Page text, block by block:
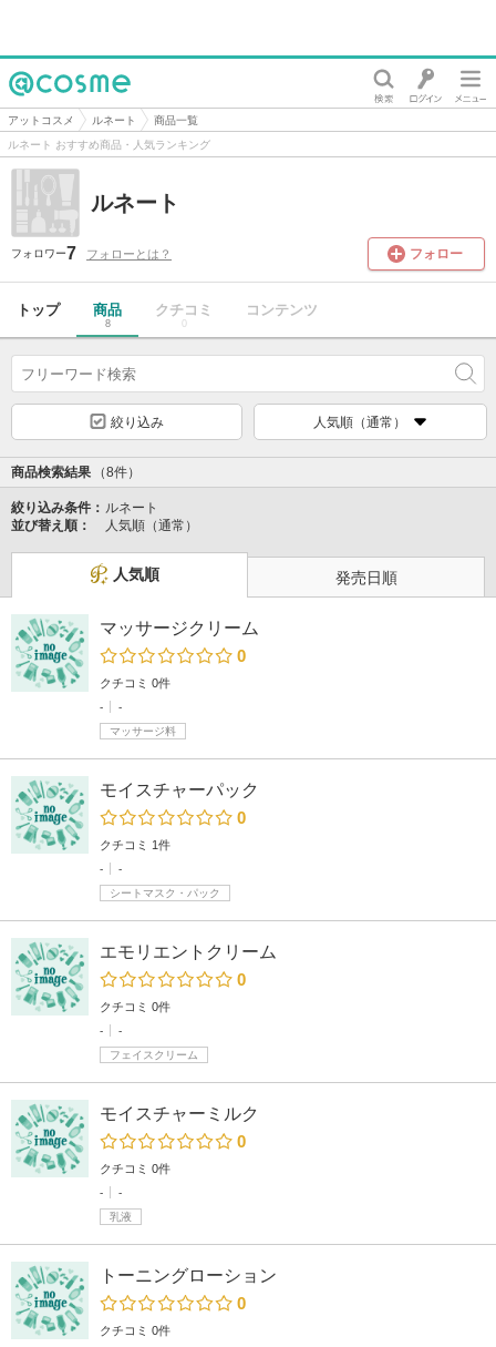
@cosme
アットコスメ ルネート
商品一覧
ルネート おすすめ商品・人気ランキング
ルネート
フォロワー7 フォローとは？ フォロー
トップ 商品
8
クチコミ
0
コンテンツ
絞り込み 人気順（通常）
商品検索結果 （8件）
絞り込み条件： ルネート
並び替え順：
人気順（通常）
人気順 発売日順
マッサージクリーム
0
クチコミ 0件
-
-
マッサージ料
モイスチャーパック
0
クチコミ 1件
-
-
シートマスク・パック
エモリエントクリーム
0
クチコミ 0件
-
-
フェイスクリーム
モイスチャーミルク
0
クチコミ 0件
-
-
乳液
トーニングローション
0
クチコミ 0件